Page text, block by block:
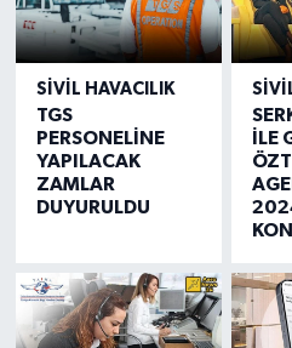
SIVIL HAVACILIK
TGS
PERSONELİNE
YAPILACAK
ZAMLAR
DUYURULDU
İLE